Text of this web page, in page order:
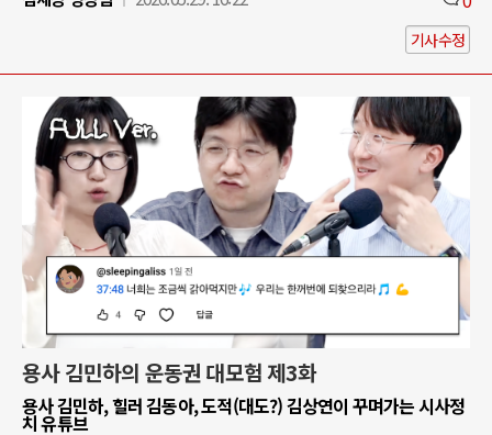
기사수정
용사 김민하의 운동권 대모험 제3화
용사 김민하, 힐러 김동아, 도적(대도?) 김상연이 꾸며가는 시사정
치 유튜브